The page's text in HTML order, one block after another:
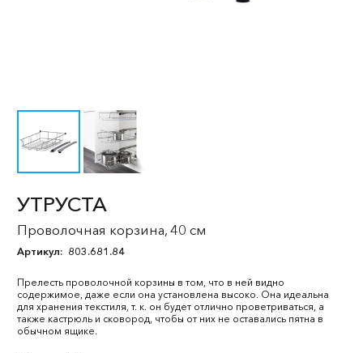
УТРУСТА
Проволочная корзина, 40 см
Артикул: 803.681.84
Прелесть проволочной корзины в том, что в ней видно
содержимое, даже если она установлена высоко. Она идеальна
для хранения текстиля, т. к. он будет отлично проветриваться, а
также кастрюль и сковород, чтобы от них не оставались пятна в
обычном ящике.